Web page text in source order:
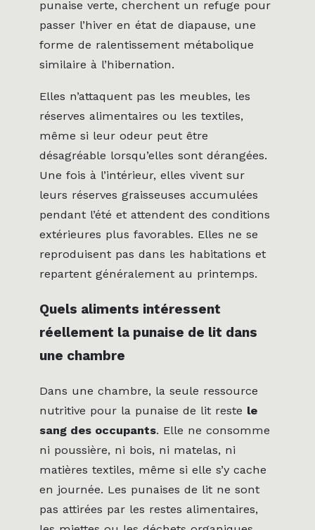
punaise verte, cherchent un refuge pour
passer l’hiver en état de diapause, une
forme de ralentissement métabolique
similaire à l’hibernation.
Elles n’attaquent pas les meubles, les
réserves alimentaires ou les textiles,
même si leur odeur peut être
désagréable lorsqu’elles sont dérangées.
Une fois à l’intérieur, elles vivent sur
leurs réserves graisseuses accumulées
pendant l’été et attendent des conditions
extérieures plus favorables. Elles ne se
reproduisent pas dans les habitations et
repartent généralement au printemps.
Quels aliments intéressent
réellement la punaise de lit dans
une chambre
Dans une chambre, la seule ressource
nutritive pour la punaise de lit reste le
sang des occupants. Elle ne consomme
ni poussière, ni bois, ni matelas, ni
matières textiles, même si elle s’y cache
en journée. Les punaises de lit ne sont
pas attirées par les restes alimentaires,